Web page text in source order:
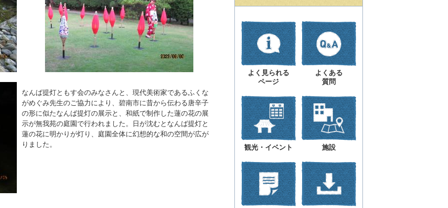
なんば提灯ともす会のみなさんと、現代美術家であるふくな
がめぐみ先生のご協力により、碧南市に昔から伝わる唐辛子
の形に似たなんば提灯の展示と、和紙で制作した蓮の花の展
示が無我苑の庭園で行われました。日が沈むとなんば提灯と
蓮の花に明かりが灯り、庭園全体に幻想的な和の空間が広が
りました。
よく見られる
ページ
よくある
質問
観光・イベント 施設